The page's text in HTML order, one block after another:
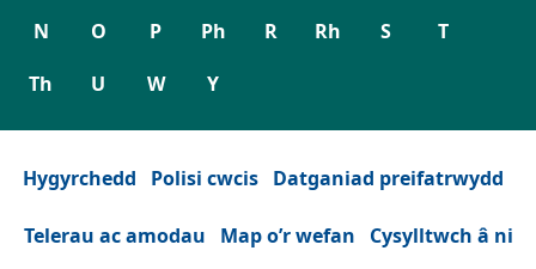
N O P Ph R Rh S T
Th U W Y
Hygyrchedd Polisi cwcis Datganiad preifatrwydd
Telerau ac amodau Map o’r wefan Cysylltwch â ni